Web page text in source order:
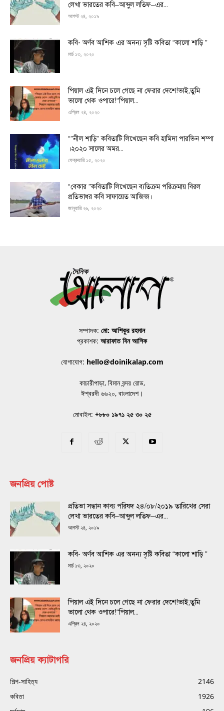
লেখা ভারতের কবি–আব্দুল লতিফ–এর...
আগস্ট ২৪, ২০১৯
কবি- অর্ণব আশিক এর অনন্য সৃষ্টি কবিতা “কালো শাড়ি ”
মার্চ ১৩, ২০২০
পিয়াল এই দিনে চলে গেছে না ফেরার দেশে!ভাই,তুমি
ভালো থেক ওপারে!“পিয়াল...
এপ্রিল ২৪, ২০২০
“”নীল শাড়ি” কবিতাটি লিখেছেন কবি হামিদা পারভিন শম্পা
।২০২০ সালের অমর...
ফেব্রুয়ারি ১৫, ২০২০
“বেকার ”কবিতাটি লিখেছেন ব্যতিক্রম পরিক্রমায় বিরল
প্রতিভাধর কবি সাফায়েত আজিজ।
জানুয়ারি ২৬, ২০২০
সম্পাদক: মো: আশিকুর রহমান
প্রকাশক: আরাফাত বিন আশিক
যোগাযোগ: hello@doinikalap.com
কাচারীপাড়া, বিমান বন্দর রোড,
ঈশ্বরদী ৬৬২০, বাংলাদেশ।
মোবাইল: +৮৮০ ১৯৭১ ২৫ ৩০ ২৫
জনপ্রিয় পোষ্ট
প্রতিভা সন্ধান কাব্য পরিষদ ২৪/০৮/২০১৯ তারিখের সেরা
লেখা ভারতের কবি–আব্দুল লতিফ–এর...
আগস্ট ২৪, ২০১৯
কবি- অর্ণব আশিক এর অনন্য সৃষ্টি কবিতা “কালো শাড়ি ”
মার্চ ১৩, ২০২০
পিয়াল এই দিনে চলে গেছে না ফেরার দেশে!ভাই,তুমি
ভালো থেক ওপারে!“পিয়াল...
এপ্রিল ২৪, ২০২০
জনপ্রিয় ক্যাটাগরি
শিল্প-সাহিত্য
2146
কবিতা
1926